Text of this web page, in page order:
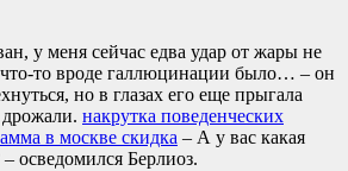
у меня сейчас едва удар от жары не
то вроде галлюцинации было… – он
но в глазах его еще прыгала
дрожали. накрутка поведенческих
в москве скидка – А у вас какая
осведомился Берлиоз.